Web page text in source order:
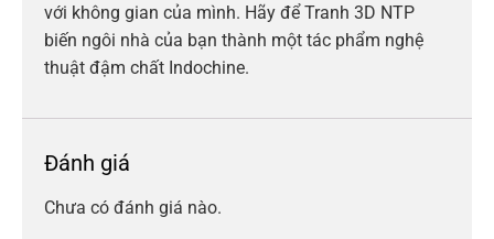
với không gian của mình. Hãy để Tranh 3D NTP
biến ngôi nhà của bạn thành một tác phẩm nghệ
thuật đậm chất Indochine.
Đánh giá
Chưa có đánh giá nào.